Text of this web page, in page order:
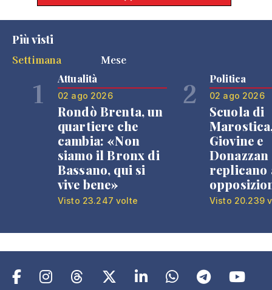
Più visti
Settimana
Mese
1 Attualità
02 ago 2026
Rondò Brenta, un
quartiere che
cambia: «Non
siamo il Bronx di
Bassano, qui si
vive bene»
Visto 23.247 volte
2 Politica
02 ago 2026
Scuola di
Giovine e
Donazzan
replicano
Visto 20.239